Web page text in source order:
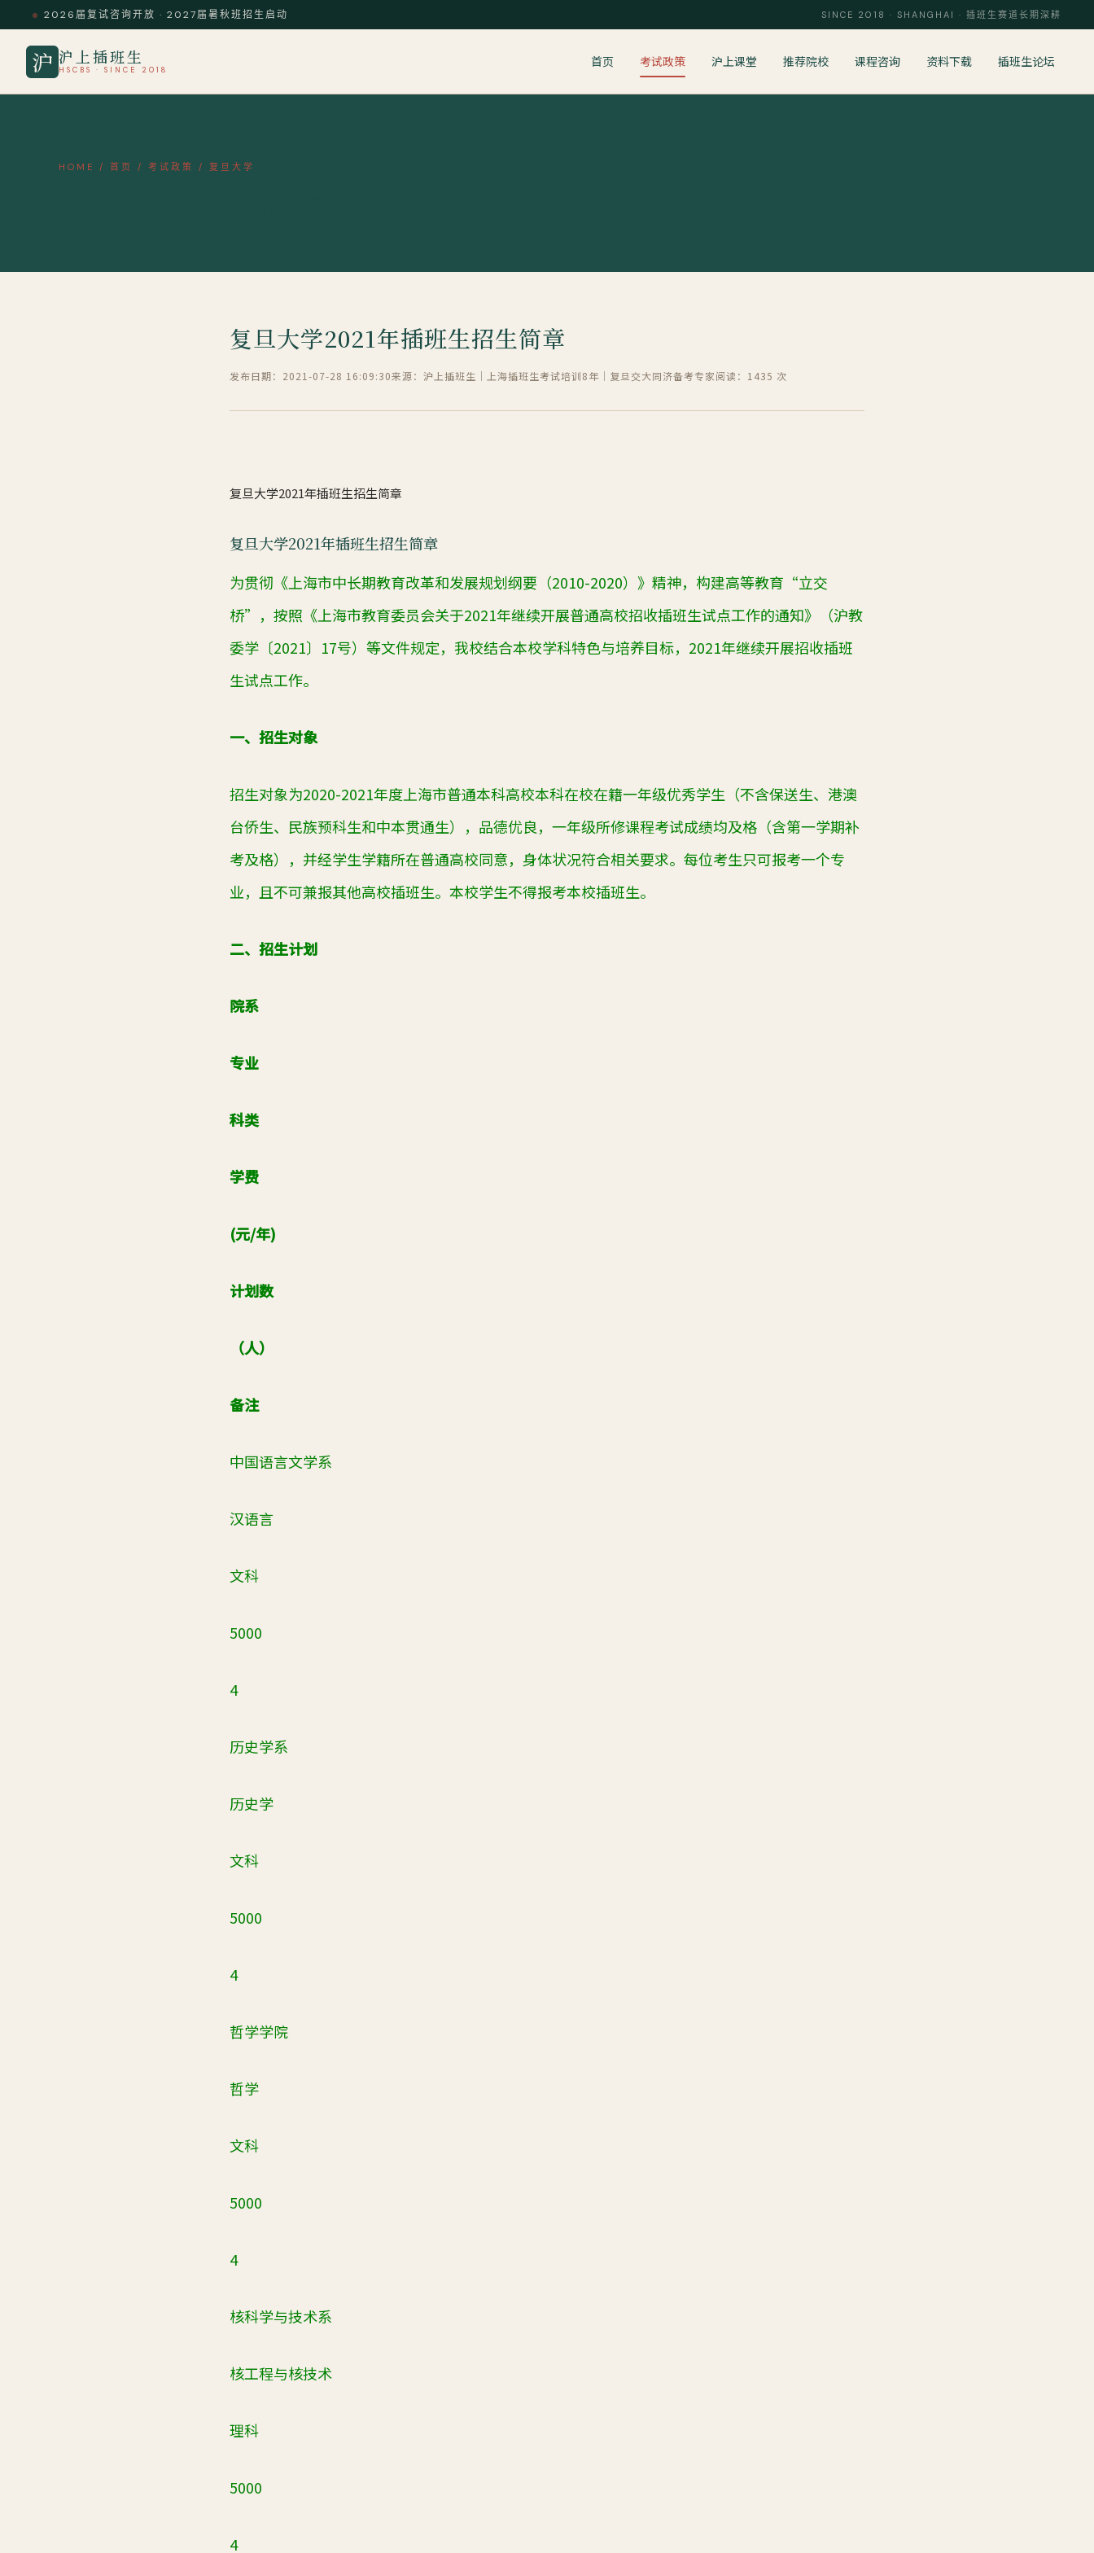
2026届复试咨询开放 · 2027届暑秋班招生启动 SINCE 2018 · SHANGHAI · 插班生赛道长期深耕
沪 沪上插班生
HSCBS · SINCE 2018
首页 考试政策 沪上课堂 推荐院校 课程咨询 资料下载 插班生论坛
HOME / 首页 / 考试政策 / 复旦大学
复旦大学2021年插班生招生简章
发布日期：2021-07-28 16:09:30来源：沪上插班生｜上海插班生考试培训8年｜复旦交大同济备考专家阅读：1435 次
复旦大学2021年插班生招生简章
复旦大学2021年插班生招生简章
为贯彻《上海市中长期教育改革和发展规划纲要（2010-2020）》精神，构建高等教育“立交
桥”，按照《上海市教育委员会关于2021年继续开展普通高校招收插班生试点工作的通知》（沪教
委学〔2021〕 17号）等文件规定，我校结合本校学科特色与培养目标， 2021年继续开展招收插班
生试点工作。
一、招生对象
招生对象为2020-2021年度上海市普通本科高校本科在校在籍一年级优秀学生（不含保送生、港澳
台侨生、民族预科生和中本贯通生），品德优良，一年级所修课程考试成绩均及格（含第一学期补
考及格），并经学生学籍所在普通高校同意，身体状况符合相关要求。每位考生只可报考一个专
业，且不可兼报其他高校插班生。本校学生不得报考本校插班生。
二、招生计划
院系
专业
科类
学费
(元/年)
计划数
（人）
备注
中国语言文学系
汉语言
文科
5000
4
历史学系
历史学
文科
5000
4
哲学学院
哲学
文科
5000
4
核科学与技术系
核工程与核技术
理科
5000
4